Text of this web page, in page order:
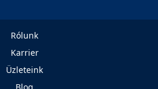
Rólunk
Karrier
Üzleteink